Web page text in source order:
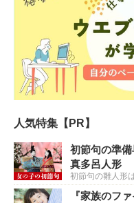
人気特集【PR】
初節句の準
真多呂人形
初節句の雛人形
『家族のフ